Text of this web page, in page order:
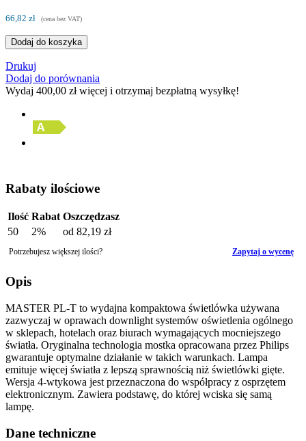
66,82 zł (cena bez VAT)
Dodaj do koszyka
Drukuj
Dodaj do porównania
Wydaj 400,00 złwięcej i otrzymaj bezpłatną wysyłkę!
Rabaty ilościowe
Ilość Rabat Oszczędzasz
50
2% od 82,19 zł
Potrzebujesz większej ilości? Zapytaj o wycenę
Opis
MASTER PL-T to wydajna kompaktowa świetlówka używana
zazwyczaj w oprawach downlight systemów oświetlenia ogólnego
w sklepach, hotelach oraz biurach wymagających mocniejszego
światła. Oryginalna technologia mostka opracowana przez Philips
gwarantuje optymalne działanie w takich warunkach. Lampa
emituje więcej światła z lepszą sprawnością niż świetlówki gięte.
Wersja 4-wtykowa jest przeznaczona do współpracy z osprzętem
elektronicznym. Zawiera podstawę, do której wciska się samą
lampę.
Dane techniczne